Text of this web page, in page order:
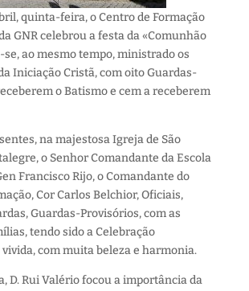
quinta-feira, o Centro de Formação
GNR celebrou a festa da «Comunhão
se, ao mesmo tempo, ministrado os
Iniciação Cristã, com oito Guardas-
o Batismo e cem a receberem
na majestosa Igreja de São
o Senhor Comandante da Escola
Francisco Rijo, o Comandante do
Cor Carlos Belchior, Oficiais,
Guardas-Provisórios, com as
tendo sido a Celebração
com muita beleza e harmonia.
D. Rui Valério focou a importância da